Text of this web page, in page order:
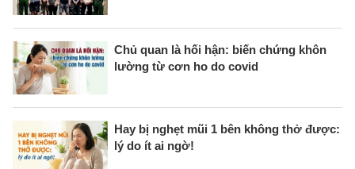
Chủ quan là hối hận: biến chứng khôn
lường từ cơn ho do covid
Hay bị nghẹt mũi 1 bên không thở được:
lý do ít ai ngờ!